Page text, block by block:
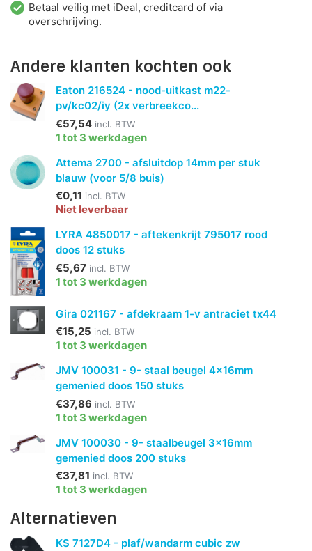
Betaal veilig met iDeal, creditcard of via
overschrijving.
Andere klanten kochten ook
Eaton 216524 - nood-uitkast m22-
pv/kc02/iy (2x verbreekco...
€57,54 incl. BTW
1 tot 3 werkdagen
Attema 2700 - afsluitdop 14mm per stuk
blauw (voor 5/8 buis)
€0,11 incl. BTW
Niet leverbaar
LYRA 4850017 - aftekenkrijt 795017 rood
doos 12 stuks
€5,67 incl. BTW
1 tot 3 werkdagen
Gira 021167 - afdekraam 1-v antraciet tx44
€15,25 incl. BTW
1 tot 3 werkdagen
JMV 100031 - 9- staal beugel 4x16mm
gemenied doos 150 stuks
€37,86 incl. BTW
1 tot 3 werkdagen
JMV 100030 - 9- staalbeugel 3x16mm
gemenied doos 200 stuks
€37,81 incl. BTW
1 tot 3 werkdagen
Alternatieven
KS 7127D4 - plaf/wandarm cubic zw